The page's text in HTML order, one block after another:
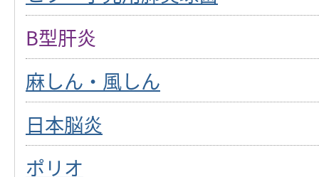
B型肝炎
麻しん・風しん
日本脳炎
ポリオ